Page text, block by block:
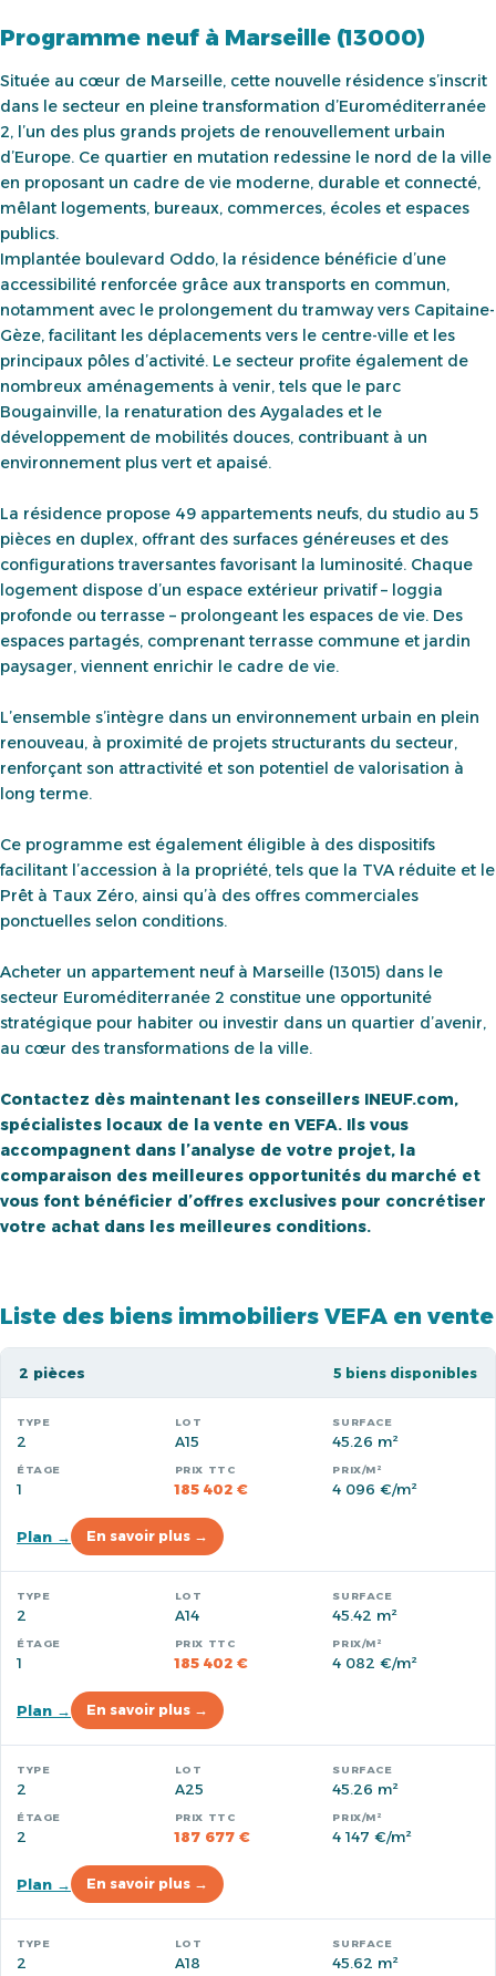
Programme neuf à Marseille (13000)
Située au cœur de Marseille, cette nouvelle résidence s’inscrit
dans le secteur en pleine transformation d’Euroméditerranée
2, l’un des plus grands projets de renouvellement urbain
d’Europe. Ce quartier en mutation redessine le nord de la ville
en proposant un cadre de vie moderne, durable et connecté,
mêlant logements, bureaux, commerces, écoles et espaces
publics.
Implantée boulevard Oddo, la résidence bénéficie d’une
accessibilité renforcée grâce aux transports en commun,
notamment avec le prolongement du tramway vers Capitaine-
Gèze, facilitant les déplacements vers le centre-ville et les
principaux pôles d’activité. Le secteur profite également de
nombreux aménagements à venir, tels que le parc
Bougainville, la renaturation des Aygalades et le
développement de mobilités douces, contribuant à un
environnement plus vert et apaisé.
La résidence propose 49 appartements neufs, du studio au 5
pièces en duplex, offrant des surfaces généreuses et des
configurations traversantes favorisant la luminosité. Chaque
logement dispose d’un espace extérieur privatif – loggia
profonde ou terrasse – prolongeant les espaces de vie. Des
espaces partagés, comprenant terrasse commune et jardin
paysager, viennent enrichir le cadre de vie.
L’ensemble s’intègre dans un environnement urbain en plein
renouveau, à proximité de projets structurants du secteur,
renforçant son attractivité et son potentiel de valorisation à
long terme.
Ce programme est également éligible à des dispositifs
facilitant l’accession à la propriété, tels que la TVA réduite et le
Prêt à Taux Zéro, ainsi qu’à des offres commerciales
ponctuelles selon conditions.
Acheter un appartement neuf à Marseille (13015) dans le
secteur Euroméditerranée 2 constitue une opportunité
stratégique pour habiter ou investir dans un quartier d’avenir,
au cœur des transformations de la ville.
Contactez dès maintenant les conseillers INEUF.com,
spécialistes locaux de la vente en VEFA. Ils vous
accompagnent dans l’analyse de votre projet, la
comparaison des meilleures opportunités du marché et
vous font bénéficier d’offres exclusives pour concrétiser
votre achat dans les meilleures conditions.
Liste des biens immobiliers VEFA en vente
2 pièces 5 biens disponibles
2 A15 45.26 m²
1 185 402 € 4 096 €/m²
Plan → En savoir plus →
2 A14 45.42 m²
1 185 402 € 4 082 €/m²
Plan → En savoir plus →
2 A25 45.26 m²
2 187 677 € 4 147 €/m²
Plan → En savoir plus →
2 A18 45.62 m²